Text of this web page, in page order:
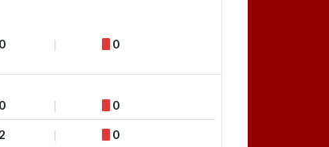
0 0
0 0
2 0